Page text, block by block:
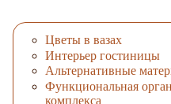
Цветы в вазах
Интерьер гостиницы
Альтернативные
Функциональная
комплекса